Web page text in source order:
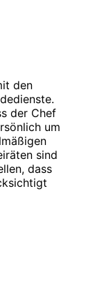
den
der Chef
um
sind
dass